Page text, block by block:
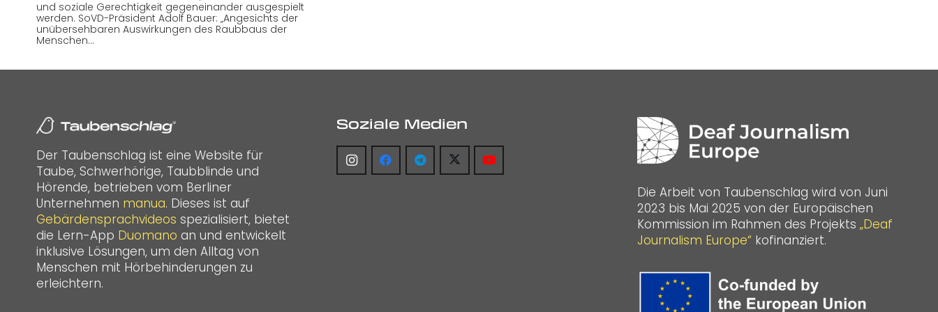
und soziale Gerechtigkeit gegeneinander ausgespielt
werden. SoVD-Präsident Adolf Bauer: „Angesichts der
unübersehbaren Auswirkungen des Raubbaus der
Menschen…
Der Taubenschlag ist eine Website für
Taube, Schwerhörige, Taubblinde und
Hörende, betrieben vom Berliner
Unternehmen manua. Dieses ist auf
Gebärdensprachvideos spezialisiert, bietet
die Lern-App Duomano an und entwickelt
inklusive Lösungen, um den Alltag von
Menschen mit Hörbehinderungen zu
erleichtern.
Soziale Medien
Die Arbeit von Taubenschlag wird von Juni
2023 bis Mai 2025 von der Europäischen
Kommission im Rahmen des Projekts „Deaf
Journalism Europe“ kofinanziert.